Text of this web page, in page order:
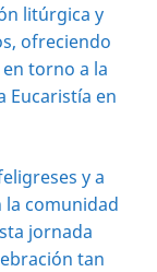
litúrgica y
ofreciendo
torno a la
Eucaristía en
y a
comunidad
jornada
tan